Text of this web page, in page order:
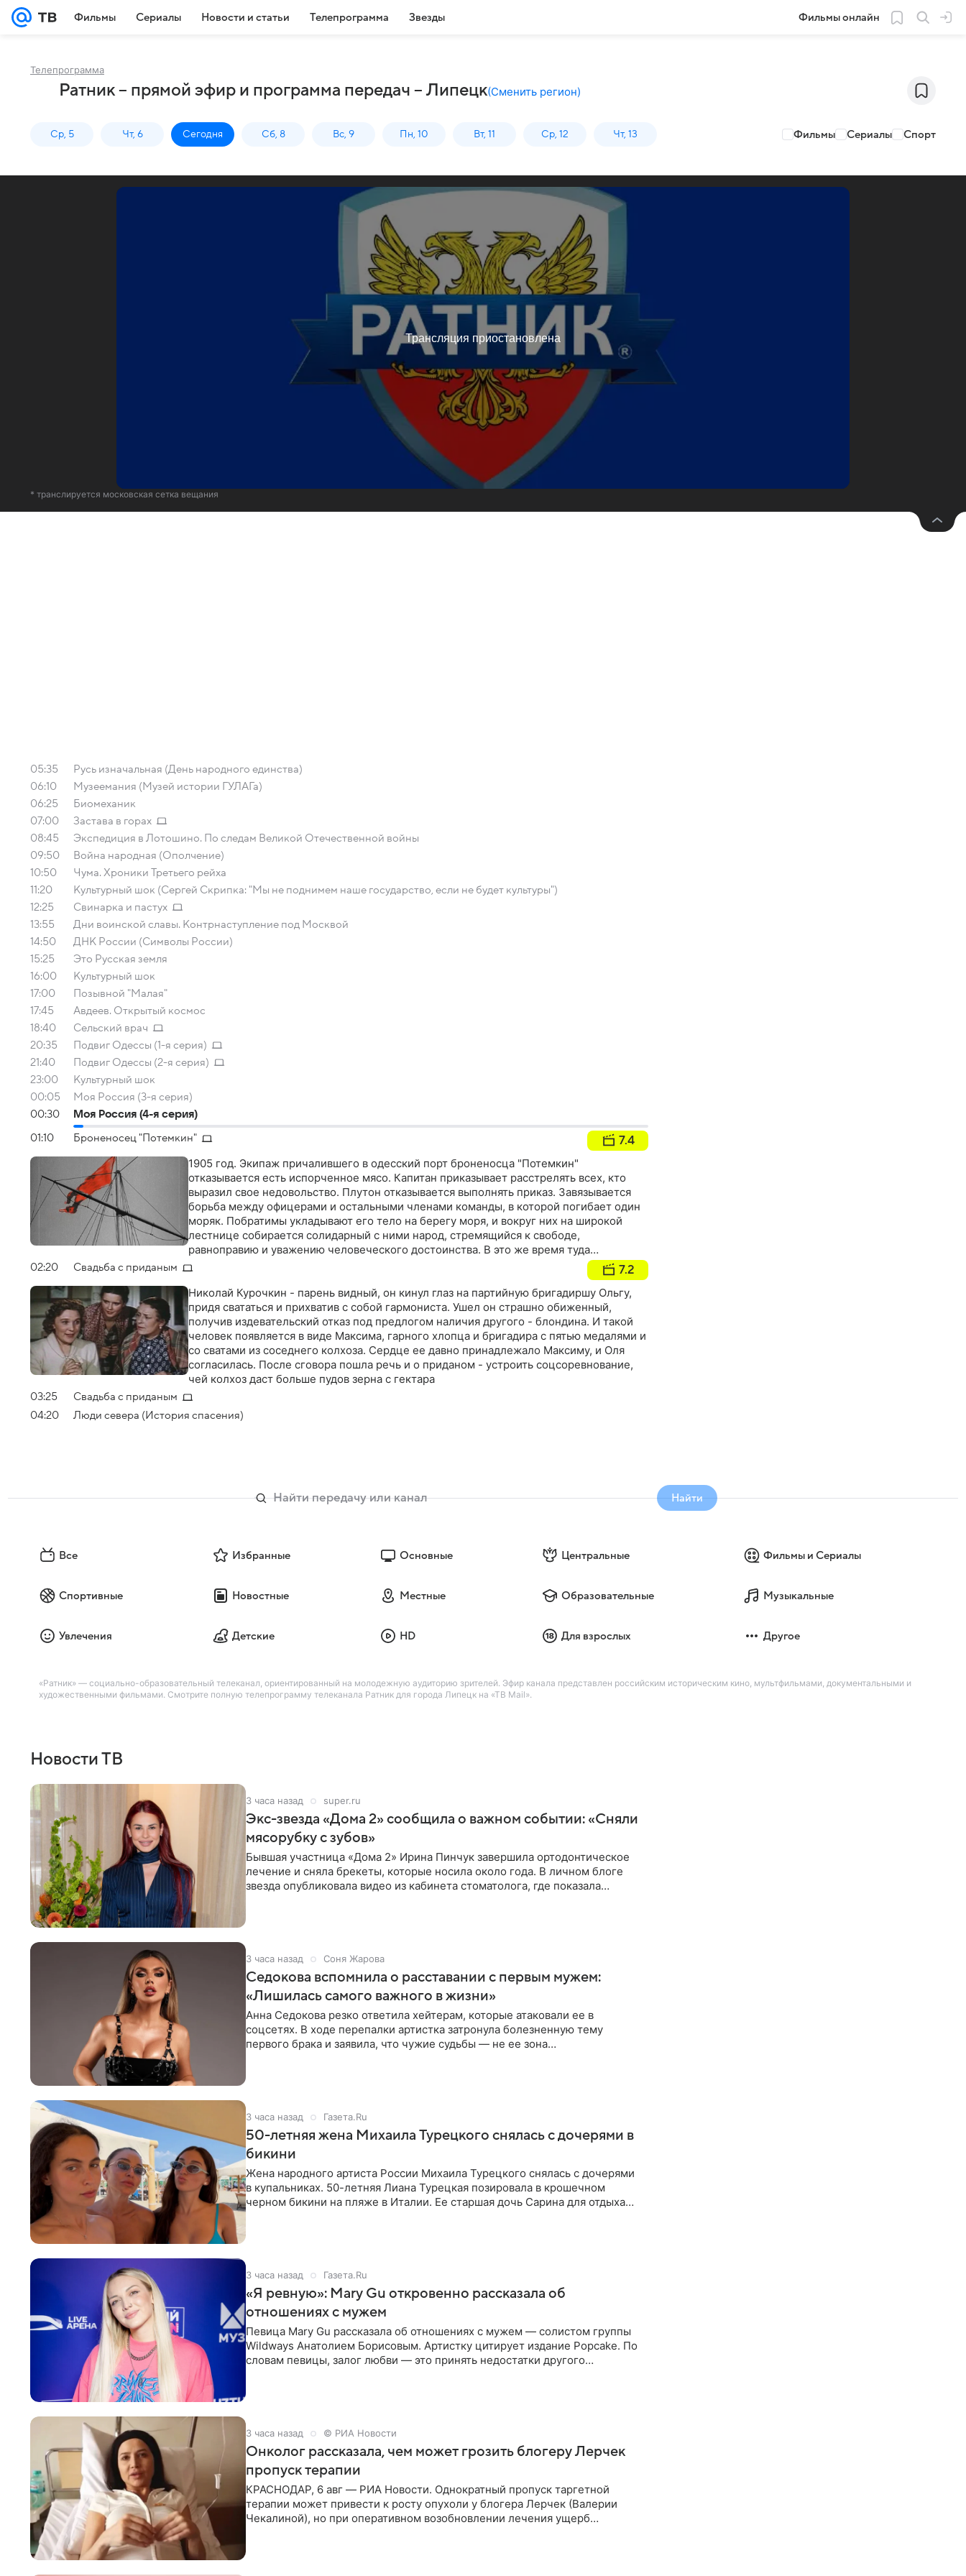
Фильмы Сериалы Новости и статьи Телепрограмма Звезды Фильмы онлайн
Телепрограмма
Ратник – прямой эфир и программа передач – Липецк(Сменить регион)
Ср, 5 Чт, 6 Сегодня Сб, 8 Вс, 9 Пн, 10 Вт, 11 Ср, 12 Чт, 13 Фильмы Сериалы Спорт
* транслируется московская сетка вещания
05:35
Русь изначальная (День народного единства)
06:10
Музеемания (Музей истории ГУЛАГа)
06:25
Биомеханик
07:00
Застава в горах
08:45
Экспедиция в Лотошино. По следам Великой Отечественной войны
09:50
Война народная (Ополчение)
10:50
Чума. Хроники Третьего рейха
11:20
Культурный шок (Сергей Скрипка: "Мы не поднимем наше государство, если не будет культуры")
12:25
Свинарка и пастух
13:55
Дни воинской славы. Контрнаступление под Москвой
14:50
ДНК России (Символы России)
15:25
Это Русская земля
16:00
Культурный шок
17:00
Позывной "Малая"
17:45
Авдеев. Открытый космос
18:40
Сельский врач
20:35
Подвиг Одессы (1-я серия)
21:40
Подвиг Одессы (2-я серия)
23:00
Культурный шок
00:05
Моя Россия (3-я серия)
00:30
Моя Россия (4-я серия)
01:10 Броненосец "Потемкин" 7.4
1905 год. Экипаж причалившего в одесский порт броненосца "Потемкин"
отказывается есть испорченное мясо. Капитан приказывает расстрелять всех, кто
выразил свое недовольство. Плутон отказывается выполнять приказ. Завязывается
борьба между офицерами и остальными членами команды, в которой погибает один
моряк. Побратимы укладывают его тело на берегу моря, и вокруг них на широкой
лестнице собирается солидарный с ними народ, стремящийся к свободе,
равноправию и уважению человеческого достоинства. В это же время туда
прибывает армейский отряд и открывает стрельбу прямо в людей
02:20 Свадьба с приданым 7.2
Николай Курочкин - парень видный, он кинул глаз на партийную бригадиршу Ольгу,
придя свататься и прихватив с собой гармониста. Ушел он страшно обиженный,
получив издевательский отказ под предлогом наличия другого - блондина. И такой
человек появляется в виде Максима, гарного хлопца и бригадира с пятью медалями и
со сватами из соседнего колхоза. Сердце ее давно принадлежало Максиму, и Оля
согласилась. После сговора пошла речь и о приданом - устроить соцсоревнование,
чей колхоз даст больше пудов зерна с гектара
03:25
Свадьба с приданым
04:20
Люди севера (История спасения)
Найти
Все Избранные Основные Центральные Фильмы и Сериалы
Спортивные Новостные Местные Образовательные Музыкальные
Увлечения Детские HD Для взрослых Другое
«Ратник» — социально-образовательный телеканал, ориентированный на молодежную аудиторию зрителей. Эфир канала представлен российским историческим кино, мультфильмами, документальными и
художественными фильмами. Смотрите полную телепрограмму телеканала Ратник для города Липецк на «ТВ Mail».
Новости ТВ
3 часа назад super.ru
Экс-звезда «Дома 2» сообщила о важном событии: «Сняли
мясорубку с зубов»
Бывшая участница «Дома 2» Ирина Пинчук завершила ортодонтическое
лечение и сняла брекеты, которые носила около года. В личном блоге
звезда опубликовала видео из кабинета стоматолога, где показала
3 часа назад Соня Жарова
Седокова вспомнила о расставании с первым мужем:
«Лишилась самого важного в жизни»
Анна Седокова резко ответила хейтерам, которые атаковали ее в
соцсетях. В ходе перепалки артистка затронула болезненную тему
первого брака и заявила, что чужие судьбы — не ее зона
3 часа назад Газета.Ru
50-летняя жена Михаила Турецкого снялась с дочерями в
бикини
Жена народного артиста России Михаила Турецкого снялась с дочерями
в купальниках. 50-летняя Лиана Турецкая позировала в крошечном
черном бикини на пляже в Италии. Ее старшая дочь Сарина для отдыха
3 часа назад Газета.Ru
«Я ревную»: Mary Gu откровенно рассказала об
отношениях с мужем
Певица Mary Gu рассказала об отношениях с мужем — солистом группы
Wildways Анатолием Борисовым. Артистку цитирует издание Popcake. По
словам певицы, залог любви — это принять недостатки другого
3 часа назад © РИА Новости
Онколог рассказала, чем может грозить блогеру Лерчек
пропуск терапии
КРАСНОДАР, 6 авг — РИА Новости. Однократный пропуск таргетной
терапии может привести к росту опухоли у блогера Лерчек (Валерии
Чекалиной), но при оперативном возобновлении лечения ущерб